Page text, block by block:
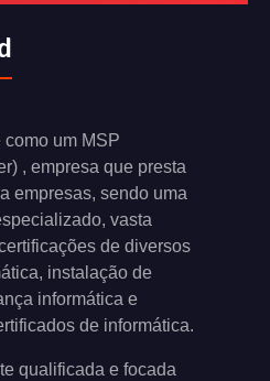
um MSP
, empresa que presta
empresas, sendo uma
vasta
de diversos
instalação de
informática e
de informática.
qualificada e focada